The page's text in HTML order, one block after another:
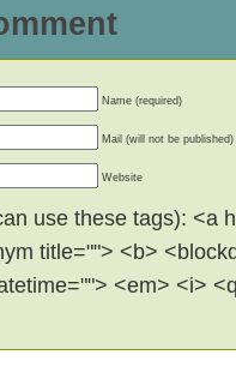
Name (required)
Mail (will not be published)
Website
use these tags): <a
title=""> <b>
<em> <i>